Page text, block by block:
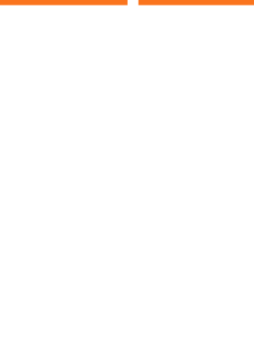
Byte av gasolflaskor